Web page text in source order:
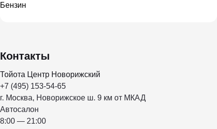
Бензин
Контакты
Тойота Центр Новорижский
+7 (495) 153-54-65
г. Москва, Новорижское ш. 9 км от МКАД
Автосалон
8:00 — 21:00